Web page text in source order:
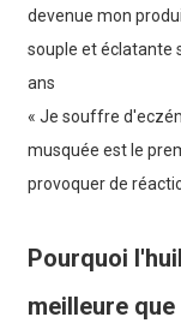
devenue mon
souple et éclatante
ans
« Je souffre
musquée est le
provoquer de
Pourquoi
meilleure